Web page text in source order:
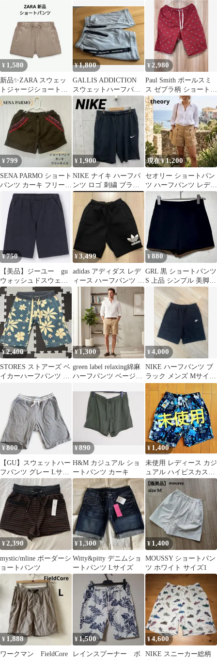
柄 ハーフパンツ Y2K
ケット付き紐付き
ンツ ウエストゴム 今
¥ 1,580
新品✨ZARA スウェッ
トジャージショートパ
ンツ ベージュ
¥1,800
GALLIS ADDICTION
スウェットハーフパン
ツ グレー ポケット5つ
¥ 2,980
Paul Smith ポールスミ
ス ゼブラ柄 ショートパ
ンツ 赤
¥ 799
SENA PARMO ショート
パンツ カーキ フリーサ
イズ
¥ 1,900
NIKE ナイキ ハーフパ
ンツ ロゴ 刺繍 ブラッ
ク L
現在 ¥1,200
セオリー ショートパン
ツ ハーフパンツ レディ
ース 2 M キャメル ベ
ージュ
¥750
【美品】ジーユー gu
ウォッシュドスウェッ
トハーフパンツ メンズ
¥3,499
adidas アディダス レデ
ィース ハーフパンツ ズ
¥880
GRL 黒 ショートパンツ
S 上品 シンプル 美脚見
え レディース 春夏
¥2,400
STORES ストアーズ ベ
イカーハーフパンツ 36
¥ 1,300
green label relaxing綿麻
ハーフパンツ ベージュ
¥4,000
NIKE ハーフパンツ ブ
ラック メンズ Mサイズ
ナイキパンツ
¥800
【GU】スウェットハー
フパンツ グレー Lサイ
ズ ルームウェアにも◎
¥890
H&M カジュアル ショ
ートパンツ カーキ
¥ 1,400
未使用 レディース カジ
ュアル ハイビスカス柄
ショートパンツ
¥2,390
mystic/mline ボーダーシ
ョートパンツ
¥ 1,300
Witty&pitty デニムショ
ートパンツ Lサイズ
¥ 1,400
MOUSSY ショートパン
ツ ホワイト サイズ1
¥ 1,888
ワークマン FieldCore
¥ 1,500
レインスプーナー ​ボ
¥4,600
NIKE スニーカー総柄